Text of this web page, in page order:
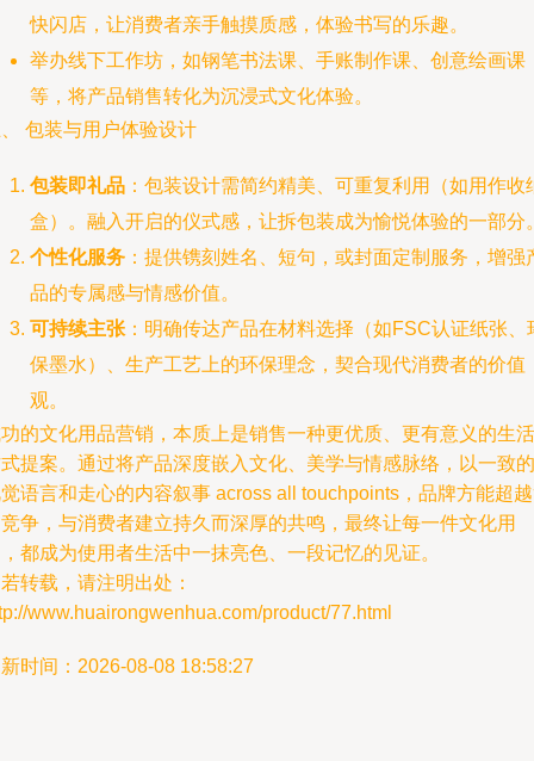
快闪店，让消费者亲手触摸质感，体验书写的乐趣。
举办线下工作坊，如钢笔书法课、手账制作课、创意绘画课
等，将产品销售转化为沉浸式文化体验。
包装与用户体验设计
包装即礼品 ：包装设计需简约精美、可重复利用（如用作收
盒）。融入开启的仪式感，让拆包装成为愉悦体验的一部分
个性化服务 ：提供镌刻姓名、短句，或封面定制服务，增强
品的专属感与情感价值。
可持续主张 ：明确传达产品在材料选择（如FSC认证纸张、
保墨水）、生产工艺上的环保理念，契合现代消费者的价值
观。
的文化用品营销，本质上是销售一种更优质、更有意义的生活
提案。通过将产品深度嵌入文化、美学与情感脉络，以一致的
语言和走心的内容叙事 across all touchpoints，品牌方能超
争，与消费者建立持久而深厚的共鸣，最终让每一件文化用
都成为使用者生活中一抹亮色、一段记忆的见证。
转载，请注明出处：
www.huairongwenhua.com/product/77.html
时间：2026-08-08 18:58:27